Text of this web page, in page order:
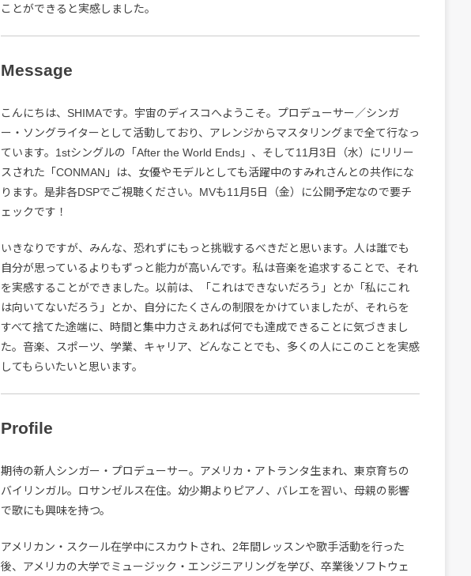
ことができると実感しました。
Message
こんにちは、SHIMAです。宇宙のディスコへようこそ。プロデューサー／シンガ
ー・ソングライターとして活動しており、アレンジからマスタリングまで全て行なっ
ています。1stシングルの「After the World Ends」、そして11月3日（水）にリリー
スされた「CONMAN」は、女優やモデルとしても活躍中のすみれさんとの共作にな
ります。是非各DSPでご視聴ください。MVも11月5日（金）に公開予定なので要チ
ェックです！
いきなりですが、みんな、恐れずにもっと挑戦するべきだと思います。人は誰でも
自分が思っているよりもずっと能力が高いんです。私は音楽を追求することで、それ
を実感することができました。以前は、「これはできないだろう」とか「私にこれ
は向いてないだろう」とか、自分にたくさんの制限をかけていましたが、それらを
すべて捨てた途端に、時間と集中力さえあれば何でも達成できることに気づきまし
た。音楽、スポーツ、学業、キャリア、どんなことでも、多くの人にこのことを実感
してもらいたいと思います。
Profile
期待の新人シンガー・プロデューサー。アメリカ・アトランタ生まれ、東京育ちの
バイリンガル。ロサンゼルス在住。幼少期よりピアノ、バレエを習い、母親の影響
で歌にも興味を持つ。
アメリカン・スクール在学中にスカウトされ、2年間レッスンや歌手活動を行った
後、アメリカの大学でミュージック・エンジニアリングを学び、卒業後ソフトウェ